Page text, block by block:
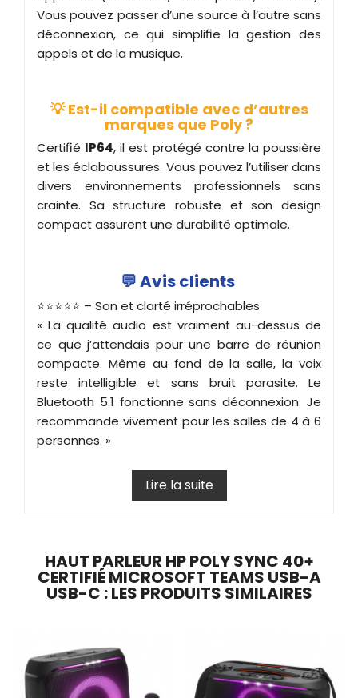
Vous pouvez passer d’une source à l’autre sans
déconnexion, ce qui simplifie la gestion des
appels et de la musique.
💡 Est-il compatible avec d’autres
marques que Poly ?
Certifié IP64, il est protégé contre la poussière
et les éclaboussures. Vous pouvez l’utiliser dans
divers environnements professionnels sans
crainte. Sa structure robuste et son design
compact assurent une durabilité optimale.
💬 Avis clients
⭐️⭐️⭐️⭐️⭐️ – Son et clarté irréprochables
« La qualité audio est vraiment au-dessus de
ce que j’attendais pour une barre de réunion
compacte. Même au fond de la salle, la voix
reste intelligible et sans bruit parasite. Le
Bluetooth 5.1 fonctionne sans déconnexion. Je
recommande vivement pour les salles de 4 à 6
personnes. »
Lire la suite
HAUT PARLEUR HP POLY SYNC 40+
CERTIFIÉ MICROSOFT TEAMS USB-A
USB-C : LES PRODUITS SIMILAIRES